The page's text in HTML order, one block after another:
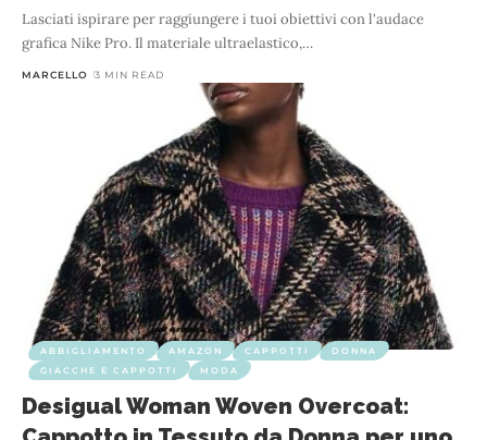
Lasciati ispirare per raggiungere i tuoi obiettivi con l'audace
grafica Nike Pro. Il materiale ultraelastico,…
MARCELLO 3 MIN READ
ABBIGLIAMENTO AMAZON CAPPOTTI
DONNA
GIACCHE E CAPPOTTI
MODA
Desigual Woman Woven Overcoat: